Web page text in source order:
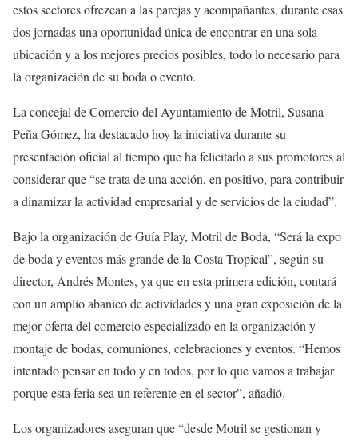
estos sectores ofrezcan a las parejas y acompañantes, durante esas
dos jornadas una oportunidad única de encontrar en una sola
ubicación y a los mejores precios posibles, todo lo necesario para
la organización de su boda o evento.
La concejal de Comercio del Ayuntamiento de Motril, Susana
Peña Gómez, ha destacado hoy la iniciativa durante su
presentación oficial al tiempo que ha felicitado a sus promotores al
considerar que “se trata de una acción, en positivo, para contribuir
a dinamizar la actividad empresarial y de servicios de la ciudad”.
Bajo la organización de Guía Play, Motril de Boda, “Será la expo
de boda y eventos más grande de la Costa Tropical”, según su
director, Andrés Montes, ya que en esta primera edición, contará
con un amplio abanico de actividades y una gran exposición de la
mejor oferta del comercio especializado en la organización y
montaje de bodas, comuniones, celebraciones y eventos. “Hemos
intentado pensar en todo y en todos, por lo que vamos a trabajar
porque esta feria sea un referente en el sector”, añadió.
Los organizadores aseguran que “desde Motril se gestionan y